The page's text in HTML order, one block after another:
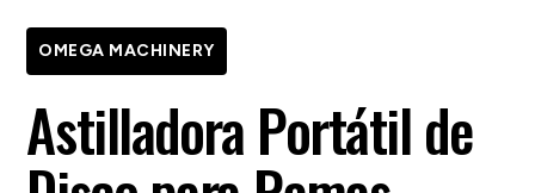
OMEGA MACHINERY
Astilladora Portátil de